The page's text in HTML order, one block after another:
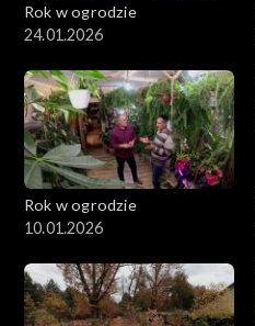
Rok w ogrodzie
24.01.2026
Rok w ogrodzie
10.01.2026